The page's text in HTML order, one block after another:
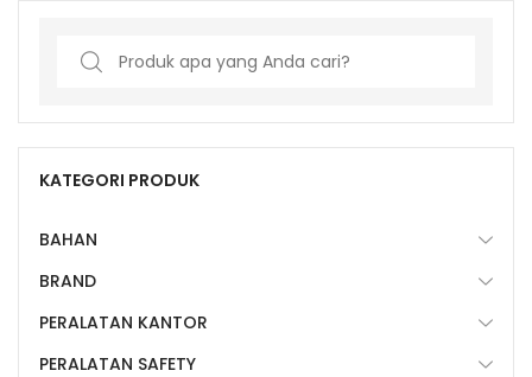
Search
KATEGORI PRODUK
BAHAN
BRAND
PERALATAN KANTOR
PERALATAN SAFETY